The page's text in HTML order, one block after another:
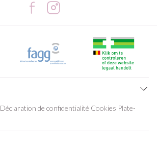
Déclaration de confidentialité Cookies Plate-